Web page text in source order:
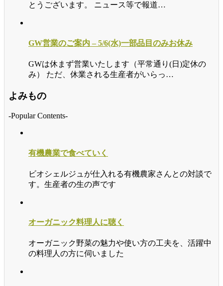
とうございます。 ニュース等で報道…
GW営業のご案内 – 5/6(水)一部品目のみお休み
GWは休まず営業いたします（平常通り(日)定休の
み） ただ、休業される生産者がいらっ…
よみもの
-Popular Contents-
有機農業で食べていく
ビオシェルジュが仕入れる有機農家さんとの対談で
す。生産者の生の声です
オーガニック料理人に聴く
オーガニック野菜の魅力や使い方の工夫を、活躍中
の料理人の方に伺いました